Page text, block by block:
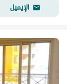
الإيميل